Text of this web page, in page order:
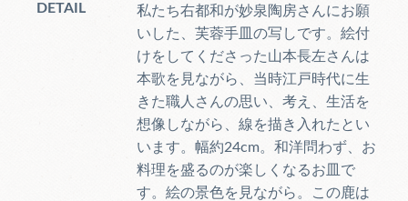
DETAIL
私たち右都和が妙泉陶房さんにお願
いした、芙蓉手皿の写しです。絵付
けをしてくださった山本長左さんは
本歌を見ながら、当時江戸時代に生
きた職人さんの思い、考え、生活を
想像しながら、線を描き入れたとい
います。幅約24cm。和洋問わず、お
料理を盛るのが楽しくなるお皿で
す。絵の景色を見ながら。この鹿は